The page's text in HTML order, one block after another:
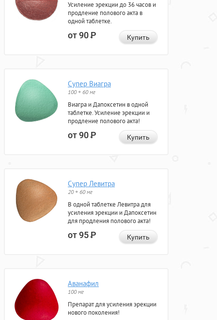
Усиление эрекции до 36 часов и
продление полового акта в
одной таблетке.
от 90Р Купить
Супер Виагра
100 + 60 мг
Виагра и Дапоксетин в одной
таблетке. Усиление эрекции и
продление полового акта!
от 90Р Купить
Супер Левитра
20 + 60 мг
В одной таблетке Левитра для
усиления эрекции и Дапоксетин
для продления полового акта!
от 95Р Купить
Аванафил
100 мг
Препарат для усиления эрекции
нового поколения!